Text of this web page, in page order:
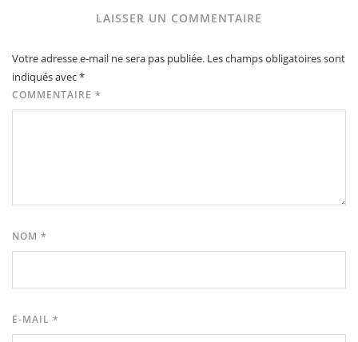
LAISSER UN COMMENTAIRE
Votre adresse e-mail ne sera pas publiée. Les champs obligatoires sont
indiqués avec*
COMMENTAIRE *
NOM *
E-MAIL *